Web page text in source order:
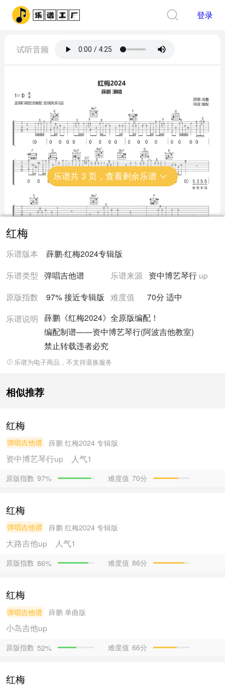
登录
试听音频
乐谱共 3页，查看剩余乐谱
红梅
乐谱版本 薛鹏·红梅2024专辑版
乐谱类型
弹唱吉他谱 乐谱来源 资中博艺琴行up
原版指数
97% 接近专辑版 难度值 70分 适中
乐谱说明 薛鹏《红梅2024》全原版编配！
编配制谱——资中博艺琴行(阿波吉他教室)
禁止转载违者必究
乐谱为电子商品，不支持退换服务
相似推荐
红梅
弹唱吉他谱 薛鹏 红梅2024 专辑版
资中博艺琴行up 人气1
原版指数 97% 难度值 70分
红梅
弹唱吉他谱 薛鹏 红梅2024 专辑版
大路吉他up 人气1
原版指数 86% 难度值 86分
红梅
弹唱吉他谱 薛鹏 单曲版
小岛吉他up
原版指数 52% 难度值 66分
红梅